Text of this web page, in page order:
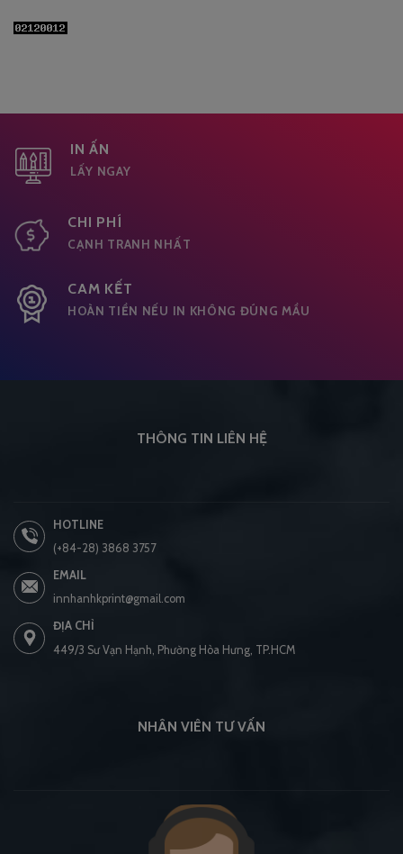
IN ẤN
LẤY NGAY
CHI PHÍ
CẠNH TRANH NHẤT
CAM KẾT
HOÀN TIỀN NẾU IN KHÔNG ĐÚNG MẦU
THÔNG TIN LIÊN HỆ
HOTLINE
(+84-28) 3868 3757
EMAIL
innhanhkprint@gmail.com
ĐỊA CHỈ
449/3 Sư Vạn Hạnh, Phường Hòa Hưng, TP.HCM
NHÂN VIÊN TƯ VẤN